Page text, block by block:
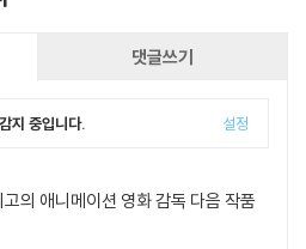
수상｜도쿄국제애니메페어2012 애니
받은 작품이다. 비 오는 공원에서 우연
냈다. 두 남녀의 감정을 섬세하게 표현해
율 100%를 자랑하는 장면들이 관객들로
댓글쓰기
지 중입니다. 설정
의 애니메이션 영화 감독 다음 작품